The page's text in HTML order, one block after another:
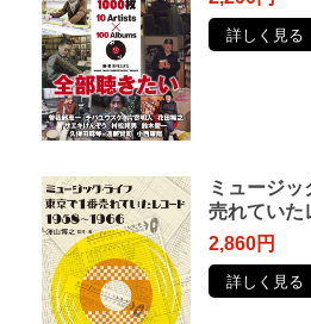
詳しく見る
ミュージ
売れていた
2,860円
詳しく見る